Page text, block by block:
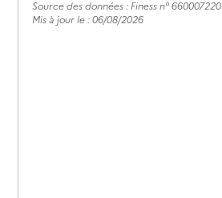
Source des données : Finess n° 660007220
Mis à jour le : 06/08/2026